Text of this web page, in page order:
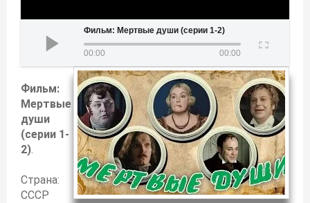
Фильм: Мертвые души (серии 1-2)
00:00 00:00
Фильм:
Мертвые
души
(серии 1-
2).
Страна:
СССР